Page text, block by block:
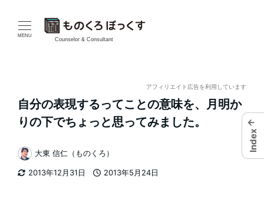
MENU
Counselor & Consultant
アフィリエイト広告を利用しています
自分の表現するってことの意味を、月明か
りの下でちょっと思ってみました。
2013年12月31日
2013年5月24日
著
者
大東 信仁（ものくろ）
←
Index